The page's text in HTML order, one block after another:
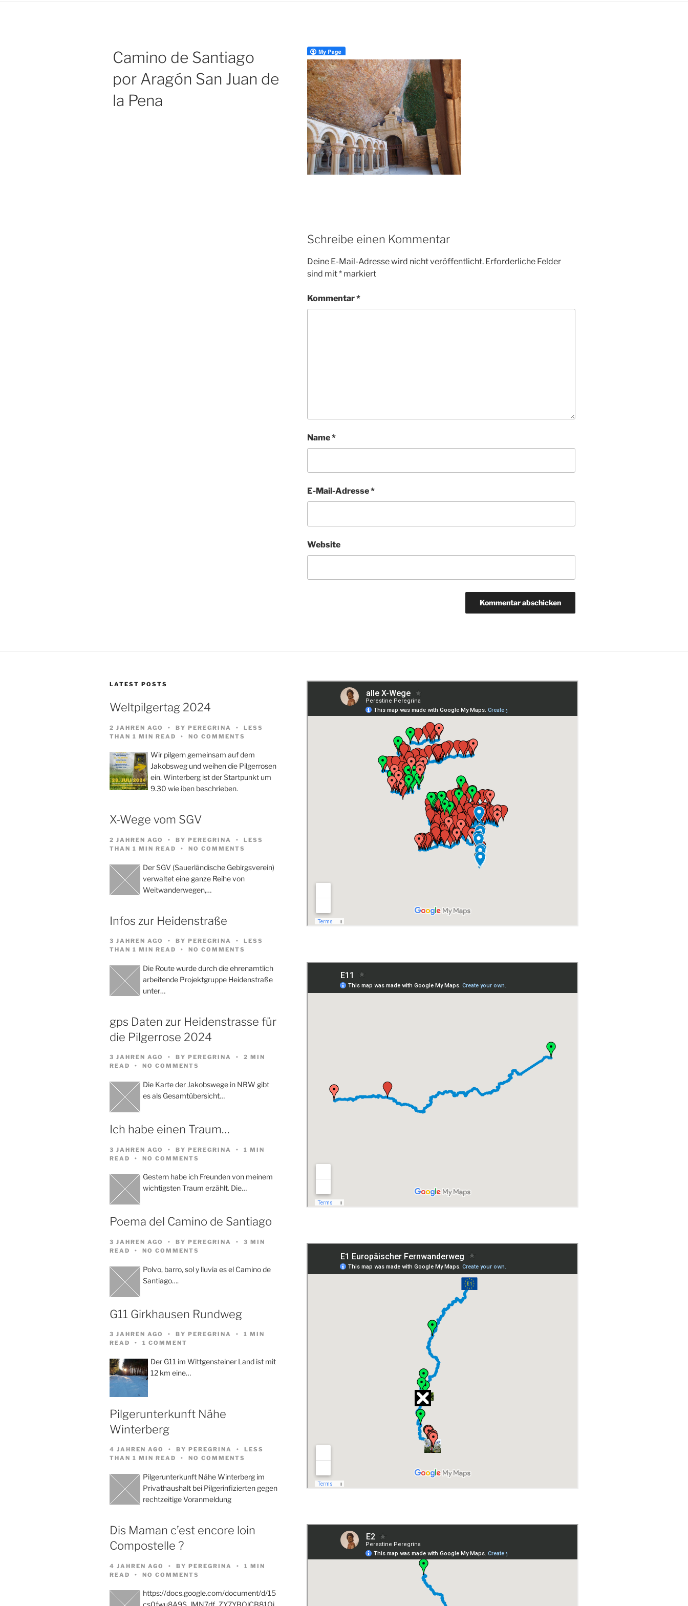
Camino de Santiago
por Aragón San Juan de
la Pena
Schreibe einen Kommentar
Deine E-Mail-Adresse wird nicht veröffentlicht. Erforderliche Felder
sind mit*markiert
Kommentar*
Name*
E-Mail-Adresse*
Website
LATEST POSTS
Weltpilgertag 2024
2 JAHREN AGO BY PEREGRINA
LESS
THAN 1 MIN READ
NO COMMENTS
Wir pilgern gemeinsam auf dem
Jakobsweg und weihen die Pilgerrosen
ein. Winterberg ist der Startpunkt um
9.30 wie iben beschrieben.
X-Wege vom SGV
2 JAHREN AGO BY PEREGRINA
LESS
THAN 1 MIN READ
NO COMMENTS
Der SGV (Sauerländische Gebirgsverein)
verwaltet eine ganze Reihe von
Weitwanderwegen,…
Infos zur Heidenstraße
3 JAHREN AGO BY PEREGRINA
LESS
THAN 1 MIN READ
NO COMMENTS
Die Route wurde durch die ehrenamtlich
arbeitende Projektgruppe Heidenstraße
unter…
gps Daten zur Heidenstrasse für
die Pilgerrose 2024
3 JAHREN AGO BY PEREGRINA
2 MIN
READ
NO COMMENTS
Die Karte der Jakobswege in NRW gibt
es als Gesamtübersicht…
Ich habe einen Traum…
3 JAHREN AGO BY PEREGRINA
1 MIN
READ
NO COMMENTS
Gestern habe ich Freunden von meinem
wichtigsten Traum erzählt. Die…
Poema del Camino de Santiago
3 JAHREN AGO BY PEREGRINA
3 MIN
READ
NO COMMENTS
Polvo, barro, sol y lluvia es el Camino de
Santiago….
G11 Girkhausen Rundweg
3 JAHREN AGO BY PEREGRINA
1 MIN
READ
1 COMMENT
Der G11 im Wittgensteiner Land ist mit
12 km eine…
Pilgerunterkunft Nähe
Winterberg
4 JAHREN AGO BY PEREGRINA
LESS
THAN 1 MIN READ
NO COMMENTS
Pilgerunterkunft Nähe Winterberg im
Privathaushalt bei Pilgerinfizierten gegen
rechtzeitige Voranmeldung
Dis Maman c’est encore loin
Compostelle ?
4 JAHREN AGO BY PEREGRINA
1 MIN
READ
NO COMMENTS
https://docs.google.com/document/d/15